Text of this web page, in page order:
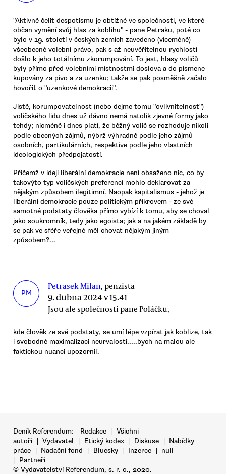
"Aktivně čelit despotismu je obtížné ve společnosti, ve které
občan vymění svůj hlas za koblihu" - pane Petraku, poté co
bylo v 19. století v českých zemích zavedeno (víceméně)
všeobecné volební právo, pak s až neuvěřitelnou rychlostí
došlo k jeho totálnímu zkorumpování. To jest, hlasy voličů
byly přímo před volebními místnostmi doslova a do písmene
kupovány za pivo a za uzenku; takže se pak posměšně začalo
hovořit o "uzenkové demokracii".
Jistě, korumpovatelnost (nebo dejme tomu "ovlivnitelnost")
voličského lidu dnes už dávno nemá natolik zjevné formy jako
tehdy; nicméně i dnes platí, že běžný volič se rozhoduje nikoli
podle obecných zájmů, nýbrž výhradně podle jeho zájmů
osobních, partikulárních, respektive podle jeho vlastních
ideologických předpojatostí.
Přičemž v ideji liberální demokracie není obsaženo nic, co by
takovýto typ voličských preferencí mohlo deklarovat za
nějakým způsobem ilegitimní. Naopak kapitalismus - jehož je
liberální demokracie pouze politickým příkrovem - ze své
samotné podstaty člověka přímo vybízí k tomu, aby se choval
jako soukromník, tedy jako egoista; jak a na jakém základě by
se pak ve sféře veřejné měl chovat nějakým jiným
způsobem?...
PM
Petrasek Milan, penzista
9. dubna 2024 v 15.41
Jsou ale společnosti pane Poláčku,
kde člověk ze své podstaty, se umí lépe vzpírat jak koblize, tak
i svobodné maximalizaci neurvalosti.....bych na malou ale
faktickou nuanci upozornil.
Deník Referendum: Redakce | Všichni
autoři | Vydavatel | Etický kodex | Diskuse | Nabídky
práce | Nadační fond | Bluesky | Inzerce | null
|
Partneři
© Vydavatelství Referendum, s. r. o., 2020.